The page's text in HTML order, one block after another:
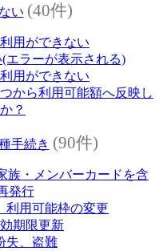
い (40件)
用ができない
エラーが表示される)
用ができない
から利用可能額へ反映し
？
手続き (90件)
族・メンバーカードを含
発行
利用可能枠の変更
期限更新
失、盗難